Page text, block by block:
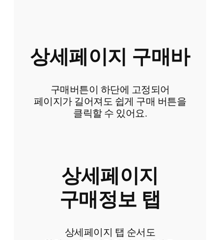
상세페이지 구매바
구매버튼이 하단에 고정되어
페이지가 길어져도 쉽게 구매 버튼을
클릭할 수 있어요.
상세페이지
구매정보 탭
상세페이지 탭 순서도